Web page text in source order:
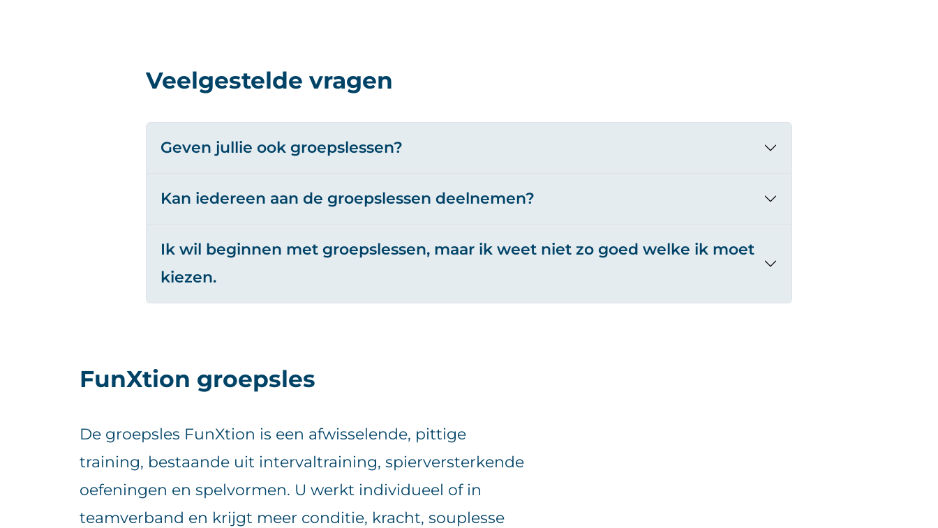
Veelgestelde vragen
Geven jullie ook groepslessen?
Kan iedereen aan de groepslessen deelnemen?
Ik wil beginnen met groepslessen, maar ik weet niet zo goed welke ik moet
kiezen.
FunXtion groepsles
De groepsles FunXtion is een afwisselende, pittige
training, bestaande uit intervaltraining, spierversterkende
oefeningen en spelvormen. U werkt individueel of in
teamverband en krijgt meer conditie, kracht, souplesse